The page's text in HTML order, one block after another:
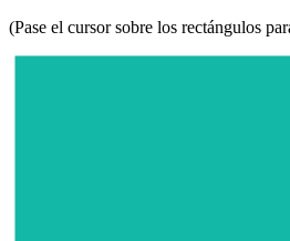
(Pase el cursor sobre los rectángulos